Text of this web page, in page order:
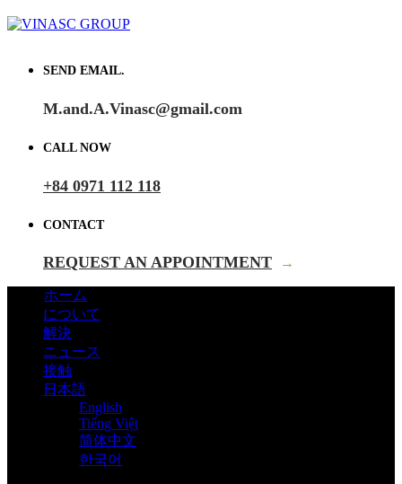
SEND EMAIL.
M.and.A.Vinasc@gmail.com
CALL NOW
+84 0971 112 118
CONTACT
REQUEST AN APPOINTMENT →
ホーム
について
解決
ニュース
接触
日本語
English
Tiếng Việt
简体中文
한국어